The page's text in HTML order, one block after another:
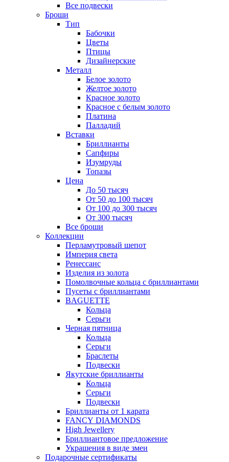
Все подвески
Броши
Тип
Бабочки
Цветы
Птицы
Дизайнерские
Металл
Белое золото
Желтое золото
Красное золото
Красное с белым золото
Платина
Палладий
Вставки
Бриллианты
Сапфиры
Изумруды
Топазы
Цена
До 50 тысяч
От 50 до 100 тысяч
От 100 до 300 тысяч
От 300 тысяч
Все броши
Коллекции
Перламутровый шепот
Империя света
Ренессанс
Изделия из золота
Помолвочные кольца с бриллиантами
Пусеты с бриллиантами
BAGUETTE
Кольца
Серьги
Черная пятница
Кольца
Серьги
Браслеты
Подвески
Якутские бриллианты
Кольца
Серьги
Подвески
Бриллианты от 1 карата
FANCY DIAMONDS
High Jewellery
Бриллиантовое предложение
Украшения в виде змеи
Подарочные сертификаты